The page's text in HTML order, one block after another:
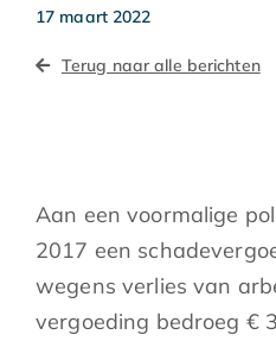
17 maart 2022
Terug naar alle berichten
Aan een voormalige
2017 een
wegens verlies van
vergoeding bedroeg €